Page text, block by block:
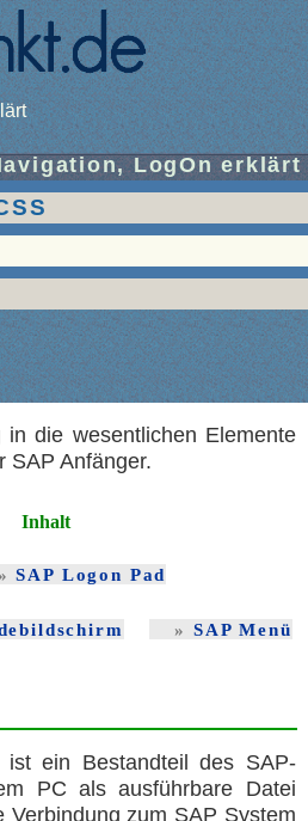
LogOn erklärt
in die wesentlichen Elemente
SAP Anfänger.
Inhalt
SAP Logon Pad
SAP Menü
ein Bestandteil des SAP-
PC als ausführbare Datei
Verbindung zum SAP System